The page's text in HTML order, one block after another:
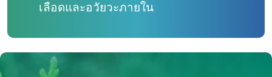
เลือดและอวัยวะภายใน